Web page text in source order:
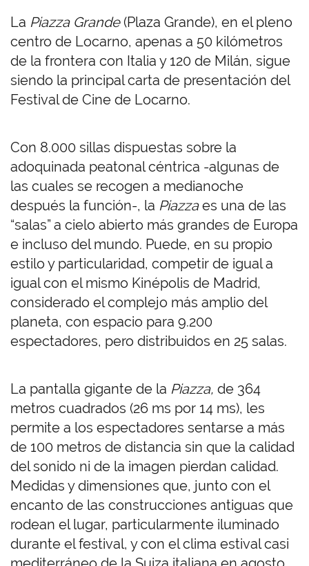
La Piazza Grande(Plaza Grande), en el pleno
centro de Locarno, apenas a 50 kilómetros
de la frontera con Italia y 120 de Milán, sigue
siendo la principal carta de presentación del
Festival de Cine de Locarno.
Con 8.000 sillas dispuestas sobre la
adoquinada peatonal céntrica -algunas de
las cuales se recogen a medianoche
después la función-, la Piazzaes una de las
“salas” a cielo abierto más grandes de Europa
e incluso del mundo. Puede, en su propio
estilo y particularidad, competir de igual a
igual con el mismo Kinépolis de Madrid,
considerado el complejo más amplio del
planeta, con espacio para 9.200
espectadores, pero distribuidos en 25 salas.
La pantalla gigante de la Piazza, de 364
metros cuadrados (26 ms por 14 ms), les
permite a los espectadores sentarse a más
de 100 metros de distancia sin que la calidad
del sonido ni de la imagen pierdan calidad.
Medidas y dimensiones que, junto con el
encanto de las construcciones antiguas que
rodean el lugar, particularmente iluminado
durante el festival, y con el clima estival casi